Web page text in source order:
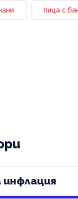
пица с
инфлация